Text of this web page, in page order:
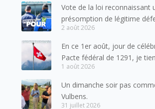
Vote de la loi reconnaissant
présomption de légitime
forces de l’ordre
2 août 2026
En ce 1er août, jour de
Pacte fédéral de 1291, je
mes meilleures salutations à
amis suisses, et plus
habitants du bassin genevois
lémanique, avec lesquels la
1 août 2026
Un dimanche soir pas
Vulbens.
31 juillet 2026